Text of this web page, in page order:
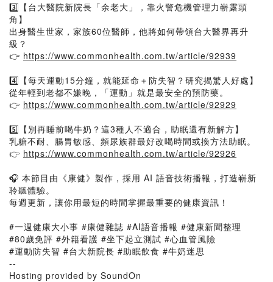
3️⃣【台大醫院新院長「余老大」，靠火警危機管理力嶄露頭
角】
出身醫生世家，家族60位醫師，他將如何帶領台大醫界再升
級？
👉 https://www.commonhealth.com.tw/article/92939
4️⃣【每天運動15分鐘，就能延命＋防失智？研究揭驚人好處】
從年輕到老都不嫌晚，「運動」就是最安全的預防藥。
👉 https://www.commonhealth.com.tw/article/92929
5️⃣【別再睡前喝牛奶？這3種人不適合，助眠還有新解方】
乳糖不耐、腸胃敏感、頻尿族群最好改喝時間或換方法助眠。
👉 https://www.commonhealth.com.tw/article/92926
🎧 本節目由《康健》製作，採用 AI 語音技術播報，打造嶄新
聆聽體驗。
每週更新，讓你用最短的時間掌握最重要的健康資訊！
#一週健康大小事 #康健雜誌 #AI語音播報 #健康新聞整理
#80歲免評 #外籍看護 #坐下起立測試 #心血管風險
#運動防失智 #台大新院長 #助眠飲食 #牛奶迷思
--
Hosting provided by SoundOn